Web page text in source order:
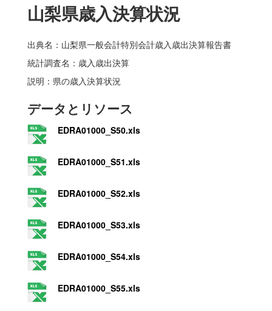
山梨県歳入決算状況
出典名：山梨県一般会計特別会計歳入歳出決算報告書
統計調査名：歳入歳出決算
説明：県の歳入決算状況
データとリソース
EDRA01000_S50.xls
EDRA01000_S51.xls
EDRA01000_S52.xls
EDRA01000_S53.xls
EDRA01000_S54.xls
EDRA01000_S55.xls